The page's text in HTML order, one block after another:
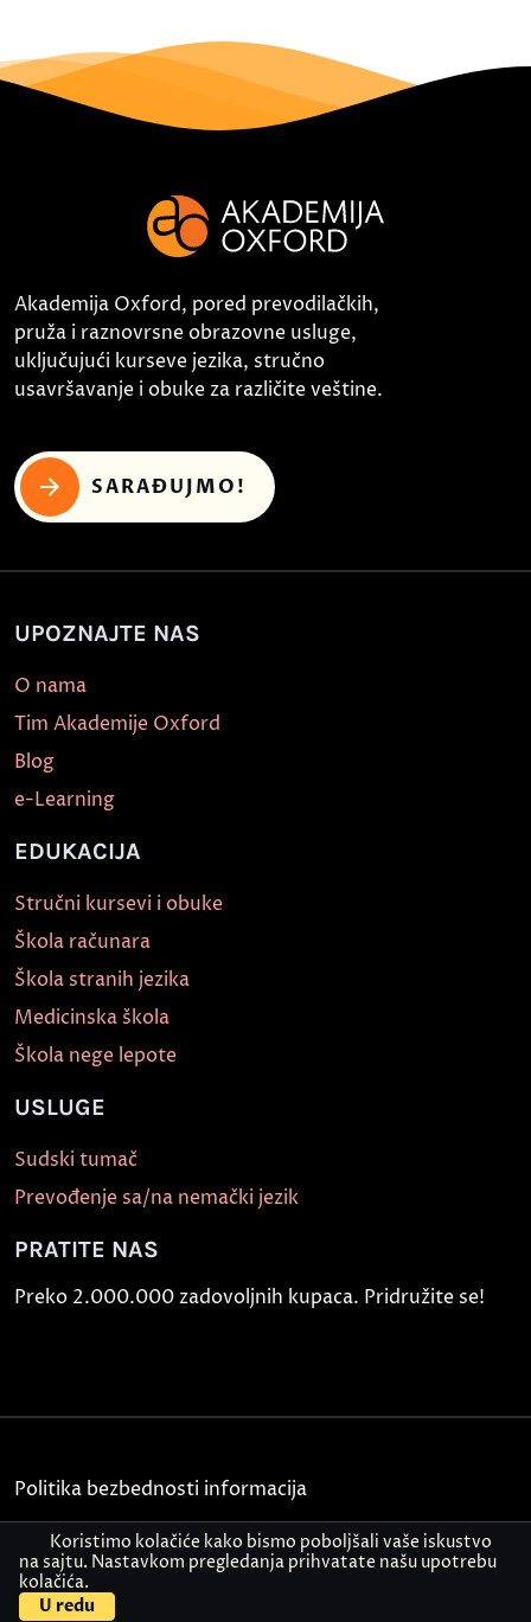
Akademija Oxford, pored prevodilačkih,
pruža i raznovrsne obrazovne usluge,
uključujući kurseve jezika, stručno
usavršavanje i obuke za različite veštine.
SARAĐUJMO!
UPOZNAJTE NAS
O nama
Tim Akademije Oxford
Blog
e-Learning
EDUKACIJA
Stručni kursevi i obuke
Škola računara
Škola stranih jezika
Medicinska škola
Škola nege lepote
USLUGE
Sudski tumač
Prevođenje sa/na nemački jezik
PRATITE NAS
Preko 2.000.000 zadovoljnih kupaca. Pridružite se!
Politika bezbednosti informacija
Kontakt
© Akademija Oxford 2026.
Koristimo kolačiće kako bismo poboljšali vaše iskustvo
na sajtu. Nastavkom pregledanja prihvatate našu upotrebu
kolačića.
U redu